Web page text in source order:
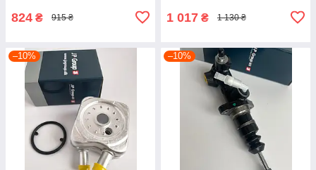
824 ₴ 915 ₴ 1 017 ₴ 1 130 ₴
–10% –10%